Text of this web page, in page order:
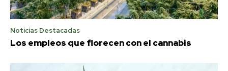
Noticias Destacadas
Los empleos que florecen con el cannabis